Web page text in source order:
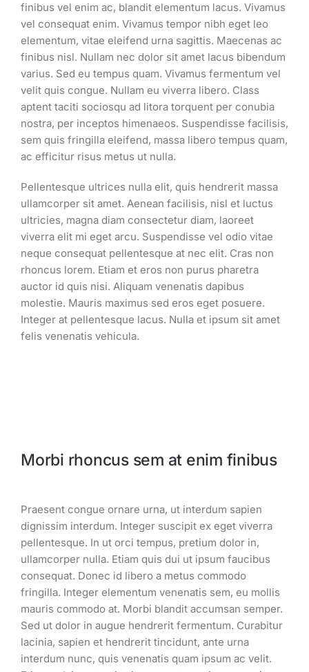
finibus vel enim ac, blandit elementum lacus. Vivamus
vel consequat enim. Vivamus tempor nibh eget leo
elementum, vitae eleifend urna sagittis. Maecenas ac
finibus nisl. Nullam nec dolor sit amet lacus bibendum
varius. Sed eu tempus quam. Vivamus fermentum vel
velit quis congue. Nullam eu viverra libero. Class
aptent taciti sociosqu ad litora torquent per conubia
nostra, per inceptos himenaeos. Suspendisse facilisis,
sem quis fringilla eleifend, massa libero tempus quam,
ac efficitur risus metus ut nulla.
Pellentesque ultrices nulla elit, quis hendrerit massa
ullamcorper sit amet. Aenean facilisis, nisl et luctus
ultricies, magna diam consectetur diam, laoreet
viverra elit mi eget arcu. Suspendisse vel odio vitae
neque consequat pellentesque at nec elit. Cras non
rhoncus lorem. Etiam et eros non purus pharetra
auctor id quis nisi. Aliquam venenatis dapibus
molestie. Mauris maximus sed eros eget posuere.
Integer at pellentesque lacus. Nulla et ipsum sit amet
felis venenatis vehicula.
Morbi rhoncus sem at enim finibus
Praesent congue ornare urna, ut interdum sapien
dignissim interdum. Integer suscipit ex eget viverra
pellentesque. In ut orci tempus, pretium dolor in,
ullamcorper nulla. Etiam quis dui ut ipsum faucibus
consequat. Donec id libero a metus commodo
fringilla. Integer elementum venenatis sem, eu mollis
mauris commodo at. Morbi blandit accumsan semper.
Sed ut dolor in augue hendrerit fermentum. Curabitur
lacinia, sapien et hendrerit tincidunt, ante urna
interdum nunc, quis venenatis quam ipsum ac velit.